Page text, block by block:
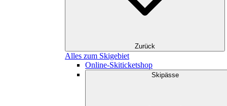
Zurück
Alles zum Skigebiet
Online-Skiticketshop
Skipässe